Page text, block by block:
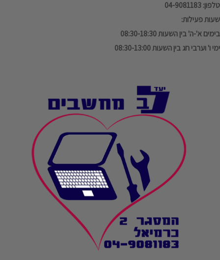
טלפון: 04-9081183
שעות פעילות:
בימים א'-ה' בין השעות 08:30-18:30
ימי ו' וערבי חג בין השעות 08:30-13:00